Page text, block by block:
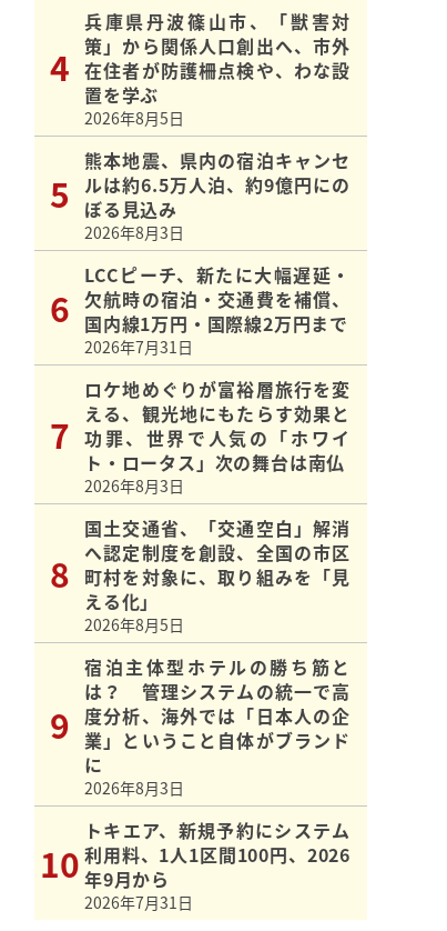
兵庫県丹波篠山市、「獣害対
策」から関係人口創出へ、市外
在住者が防護柵点検や、わな設
置を学ぶ
2026年8月5日
熊本地震、県内の宿泊キャンセ
ルは約6.5万人泊、約9億円にの
ぼる見込み
2026年8月3日
LCCピーチ、新たに大幅遅延・
欠航時の宿泊・交通費を補償、
国内線1万円・国際線2万円まで
2026年7月31日
ロケ地めぐりが富裕層旅行を変
える、観光地にもたらす効果と
功罪、世界で人気の「ホワイ
ト・ロータス」次の舞台は南仏
2026年8月3日
国土交通省、「交通空白」解消
へ認定制度を創設、全国の市区
町村を対象に、取り組みを「見
える化」
2026年8月5日
宿泊主体型ホテルの勝ち筋と
は？ 管理システムの統一で高
度分析、海外では「日本人の企
業」ということ自体がブランド
に
2026年8月3日
トキエア、新規予約にシステム
利用料、1人1区間100円、2026
年9月から
2026年7月31日